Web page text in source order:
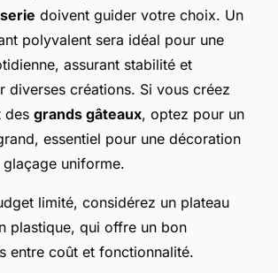
doivent guider votre choix. Un
polyvalent sera idéal pour une
assurant stabilité et
diverses créations. Si vous créez
des grands gâteaux, optez pour un
essentiel pour une décoration
uniforme.
limité, considérez un plateau
plastique, qui offre un bon
entre coût et fonctionnalité.